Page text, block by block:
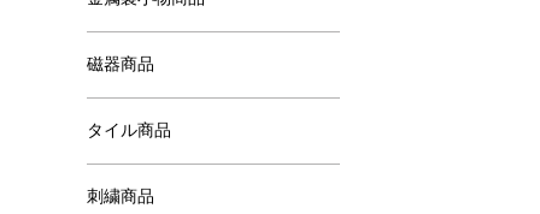
磁器商品
タイル商品
刺繍商品